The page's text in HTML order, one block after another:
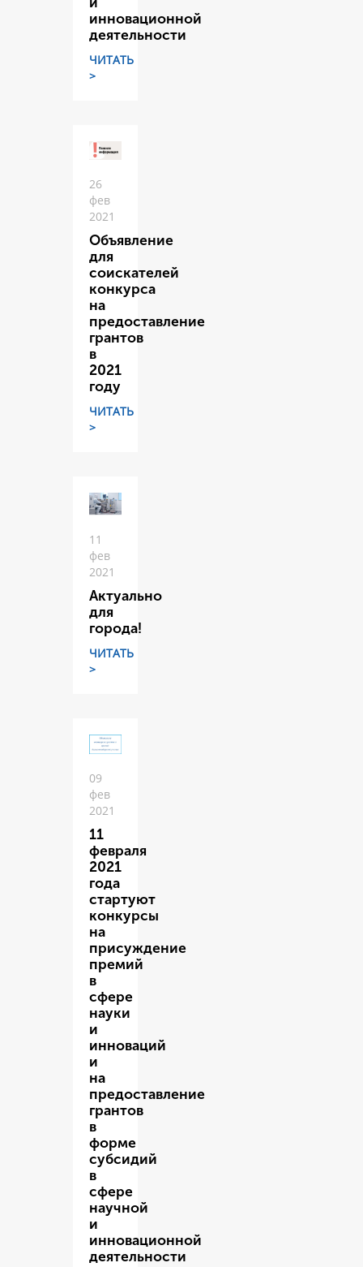
инновационной
деятельности
ЧИТАТЬ
>
26
фев
2021
Объявление
для
соискателей
конкурса
на
предоставление
грантов
в
2021
году
ЧИТАТЬ
>
11
фев
2021
Актуально
для
города!
ЧИТАТЬ
>
09
фев
2021
11
февраля
2021
года
стартуют
конкурсы
на
присуждение
премий
в
сфере
науки
и
инноваций
и
на
предоставление
грантов
в
форме
субсидий
в
сфере
научной
и
инновационной
деятельности